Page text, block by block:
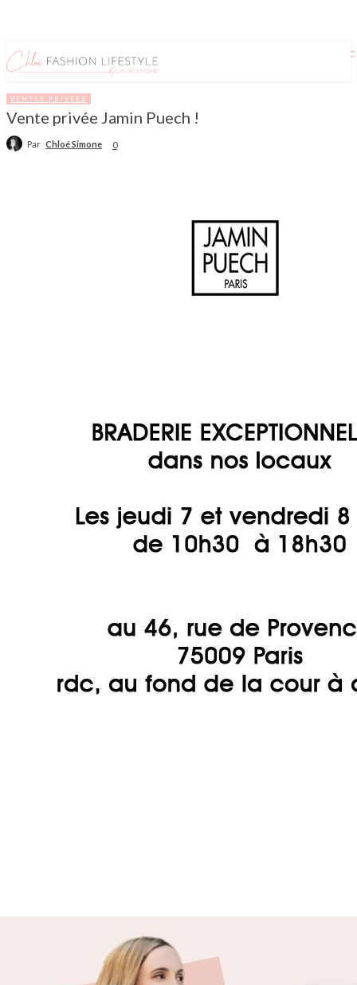
VENTES PRIVÉES
Vente privée Jamin Puech !
Par Chloé Simone 0